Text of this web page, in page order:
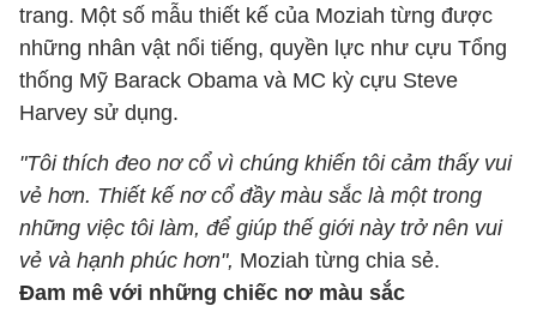
trang. Một số mẫu thiết kế của Moziah từng được
những nhân vật nổi tiếng, quyền lực như cựu Tổng
thống Mỹ Barack Obama và MC kỳ cựu Steve
Harvey sử dụng.
"Tôi thích đeo nơ cổ vì chúng khiến tôi cảm thấy vui
vẻ hơn. Thiết kế nơ cổ đầy màu sắc là một trong
những việc tôi làm, để giúp thế giới này trở nên vui
vẻ và hạnh phúc hơn", Moziah từng chia sẻ.
Đam mê với những chiếc nơ màu sắc